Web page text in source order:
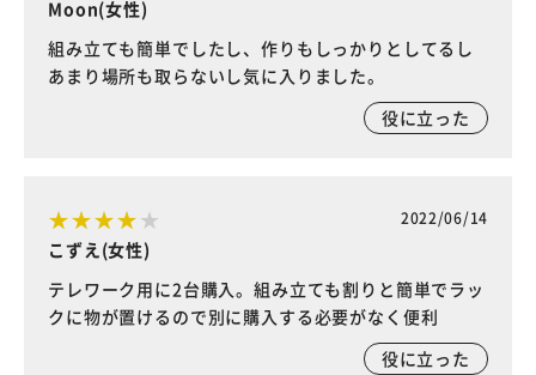
Moon(女性)
組み立ても簡単でしたし、作りもしっかりとしてるし
あまり場所も取らないし気に入りました。
役に立った
2022/06/14
こずえ(女性)
テレワーク用に2台購入。組み立ても割りと簡単でラッ
クに物が置けるので別に購入する必要がなく便利
役に立った